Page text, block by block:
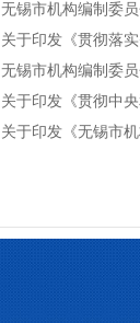
无锡市机构编制委
关于印发《贯彻落
无锡市机构编制委
关于印发《贯彻中
关于印发《无锡市